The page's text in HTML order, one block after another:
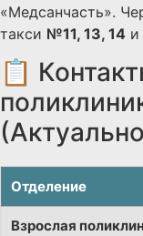
«Медсанчасть».
такси №11, 13, 14 и
📋
Отделение
Взрослая